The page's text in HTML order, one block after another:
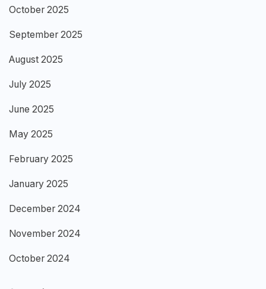
October 2025
September 2025
August 2025
July 2025
June 2025
May 2025
February 2025
January 2025
December 2024
November 2024
October 2024